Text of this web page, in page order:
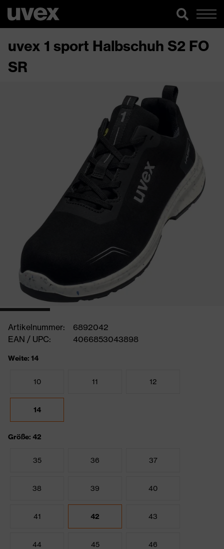
uvex 1 sport Halbschuh S2 FO
SR
Artikelnummer:
6892042
EAN / UPC:
4066853043898
Weite: 14
10 11 12
14
Größe: 42
35 36 37
38 39 40
41 42 43
44 45 46